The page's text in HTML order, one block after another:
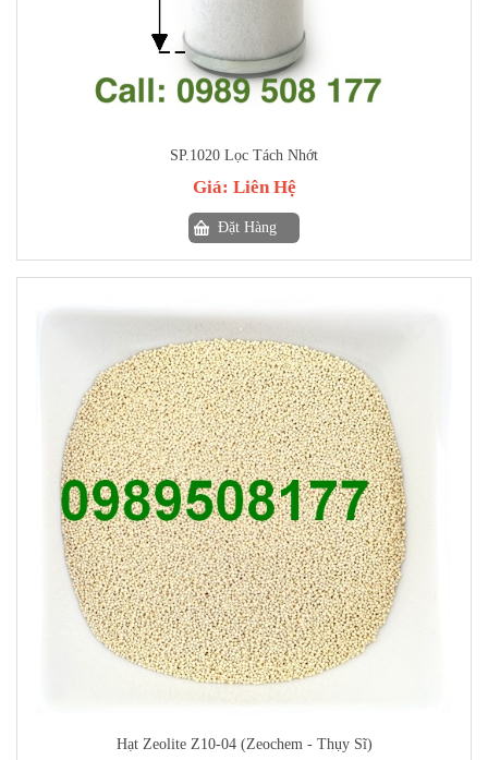
SP.1020 Lọc Tách Nhớt
Giá: Liên Hệ
Đặt Hàng
Hạt Zeolite Z10-04 (Zeochem - Thụy Sĩ)